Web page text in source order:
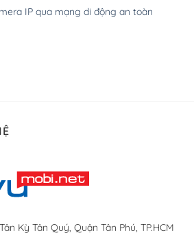
IP qua mạng di động an toàn
Kỳ Tân Quý, Quận Tân Phú, TP.HCM